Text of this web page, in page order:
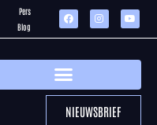
Pers
Blog
NIEUWSBRIEF